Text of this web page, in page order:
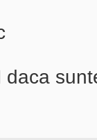
daca